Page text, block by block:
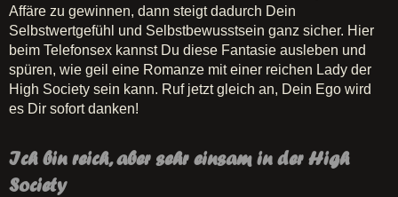
Affäre zu gewinnen, dann steigt dadurch Dein
Selbstwertgefühl und Selbstbewusstsein ganz sicher. Hier
beim Telefonsex kannst Du diese Fantasie ausleben und
spüren, wie geil eine Romanze mit einer reichen Lady der
High Society sein kann. Ruf jetzt gleich an, Dein Ego wird
es Dir sofort danken!
Ich bin reich, aber sehr einsam in der High
Society